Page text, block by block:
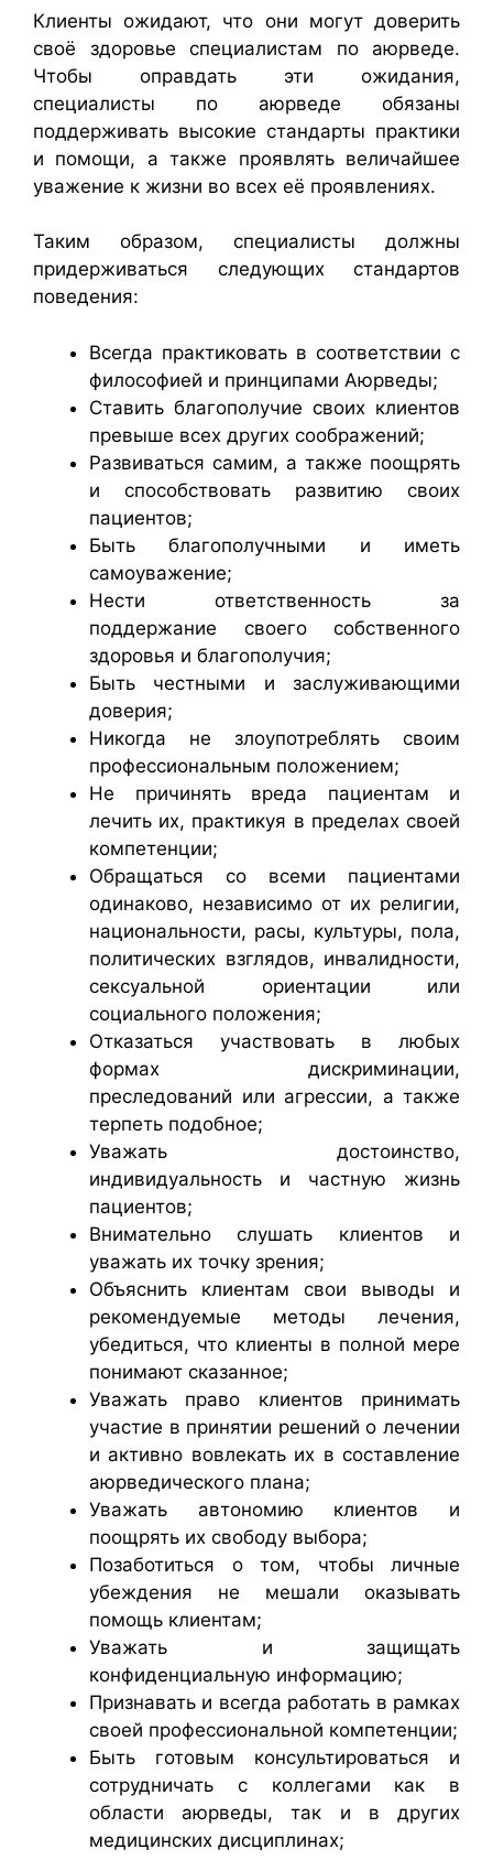
Клиенты ожидают, что они могут доверить
своё здоровье специалистам по аюрведе.
Чтобы оправдать эти ожидания,
специалисты по аюрведе обязаны
поддерживать высокие стандарты практики
и помощи, а также проявлять величайшее
уважение к жизни во всех её проявлениях.
Таким образом, специалисты должны
придерживаться следующих стандартов
поведения:
Всегда практиковать в соответствии с
философией и принципами Аюрведы;
Ставить благополучие своих клиентов
превыше всех других соображений;
Развиваться самим, а также поощрять
и способствовать развитию своих
пациентов;
Быть благополучными и иметь
самоуважение;
Нести ответственность за
поддержание своего собственного
здоровья и благополучия;
Быть честными и заслуживающими
доверия;
Никогда не злоупотреблять своим
профессиональным положением;
Не причинять вреда пациентам и
лечить их, практикуя в пределах своей
компетенции;
Обращаться со всеми пациентами
одинаково, независимо от их религии,
национальности, расы, культуры, пола,
политических взглядов, инвалидности,
сексуальной ориентации или
социального положения;
Отказаться участвовать в любых
формах дискриминации,
преследований или агрессии, а также
терпеть подобное;
Уважать достоинство,
индивидуальность и частную жизнь
пациентов;
Внимательно слушать клиентов и
уважать их точку зрения;
Объяснить клиентам свои выводы и
рекомендуемые методы лечения,
убедиться, что клиенты в полной мере
понимают сказанное;
Уважать право клиентов принимать
участие в принятии решений о лечении
и активно вовлекать их в составление
аюрведического плана;
Уважать автономию клиентов и
поощрять их свободу выбора;
Позаботиться о том, чтобы личные
убеждения не мешали оказывать
помощь клиентам;
Уважать и защищать
конфиденциальную информацию;
Признавать и всегда работать в рамках
своей профессиональной компетенции;
Быть готовым консультироваться и
сотрудничать с коллегами как в
области аюрведы, так и в других
медицинских дисциплинах;